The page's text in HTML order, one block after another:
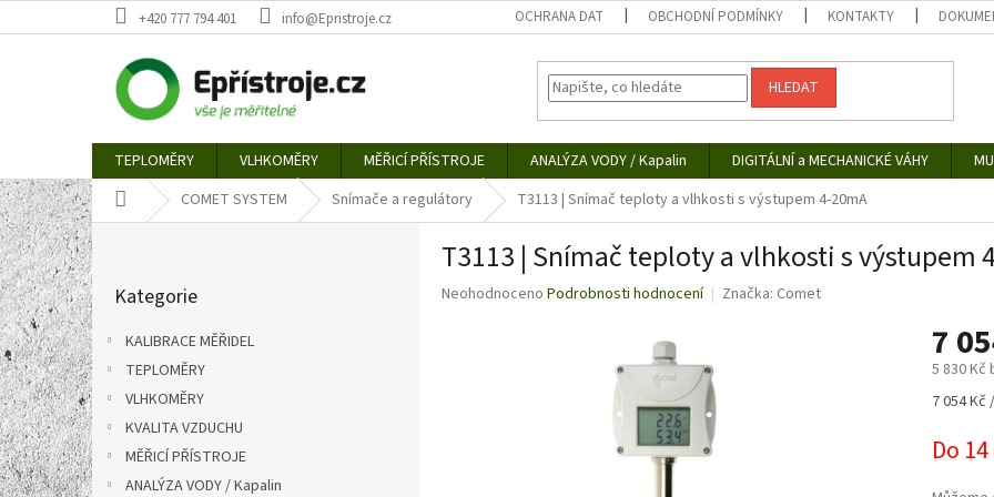
na
+420 777 794 401 info@Epristroje.cz OCHRANA DAT OBCHODNÍ PODMÍNKY KONTAKTY
HLEDAT
TEPLOMĚRY VLHKOMĚRY MĚŘICÍ PŘÍSTROJE ANALÝZA VODY / Kapalin DIGITÁLNÍ a MECHANICKÉ VÁHY
Domů COMET SYSTEM Snímače a regulátory T3113 | Snímač teploty a vlhkosti s výstupem 4-20mA
P
o
s
t
r
a
n
n
í
p
a
kategorie
Kategorie
KALIBRACE MĚŘIDEL
TEPLOMĚRY
VLHKOMĚRY
KVALITA VZDUCHU
MĚŘICÍ PŘÍSTROJE
ANALÝZA VODY / Kapalin
T3113 | Snímač teploty a vlhkosti s výstupem
Průměrné
Neohodnoceno Podrobnosti hodnocení Značka: Comet
7
5 830 Kč
Měrná
7 054 Kč
Do